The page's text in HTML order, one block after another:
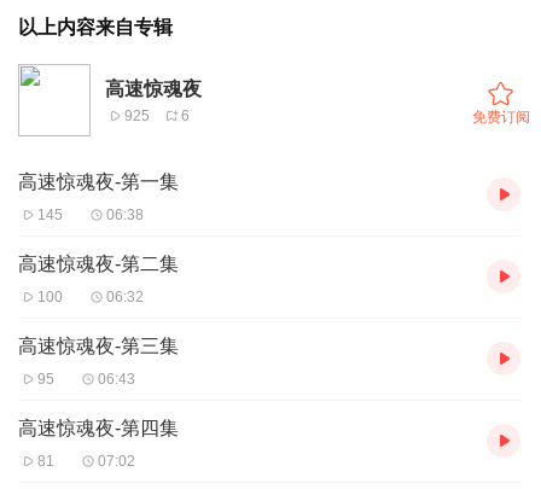
以上内容来自专辑
高速惊魂夜
925 6 免费订阅
高速惊魂夜-第一集
145 06:38
高速惊魂夜-第二集
100 06:32
高速惊魂夜-第三集
95 06:43
高速惊魂夜-第四集
81 07:02